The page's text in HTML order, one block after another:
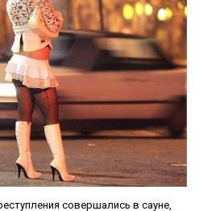
совершались в сауне,